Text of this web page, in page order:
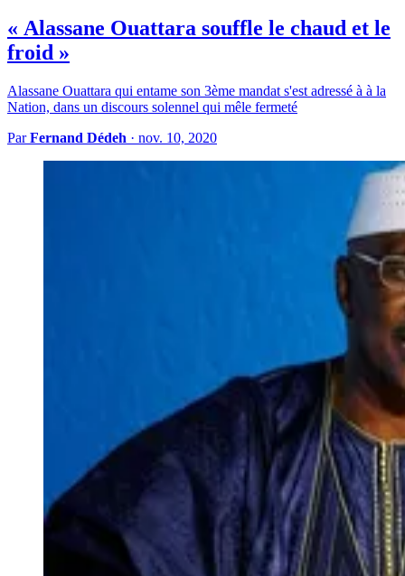
« Alassane Ouattara souffle le chaud et le
froid »
Alassane Ouattara qui entame son 3ème mandat s'est adressé à à la
Nation, dans un discours solennel qui mêle fermeté
ParFernand Dédeh · nov. 10, 2020